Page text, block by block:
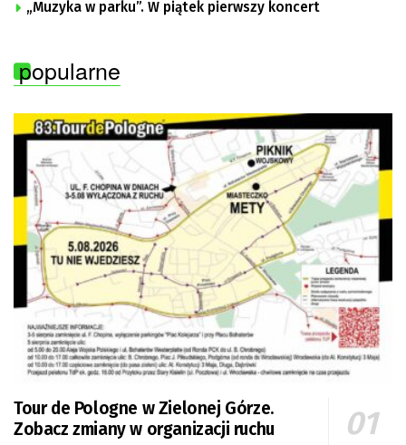
„Muzyka w parku”. W piątek pierwszy koncert
popularne
Tour de Pologne w Zielonej Górze.
Zobacz zmiany w organizacji ruchu